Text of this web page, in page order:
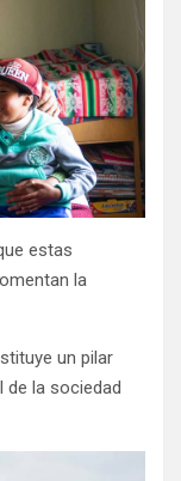
estas
la
un pilar
la sociedad